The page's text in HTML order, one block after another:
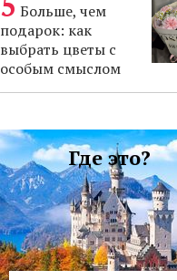
Больше, чем
подарок: как
выбрать цветы с
особым смыслом
Где это?